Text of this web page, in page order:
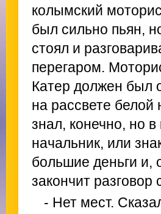
колымский
был сильно пьян,
стоял и
перегаром.
Катер должен был
на рассвете
знал, конечно, но
начальник, или
большие деньги и,
закончит разговор
- Нет мест.